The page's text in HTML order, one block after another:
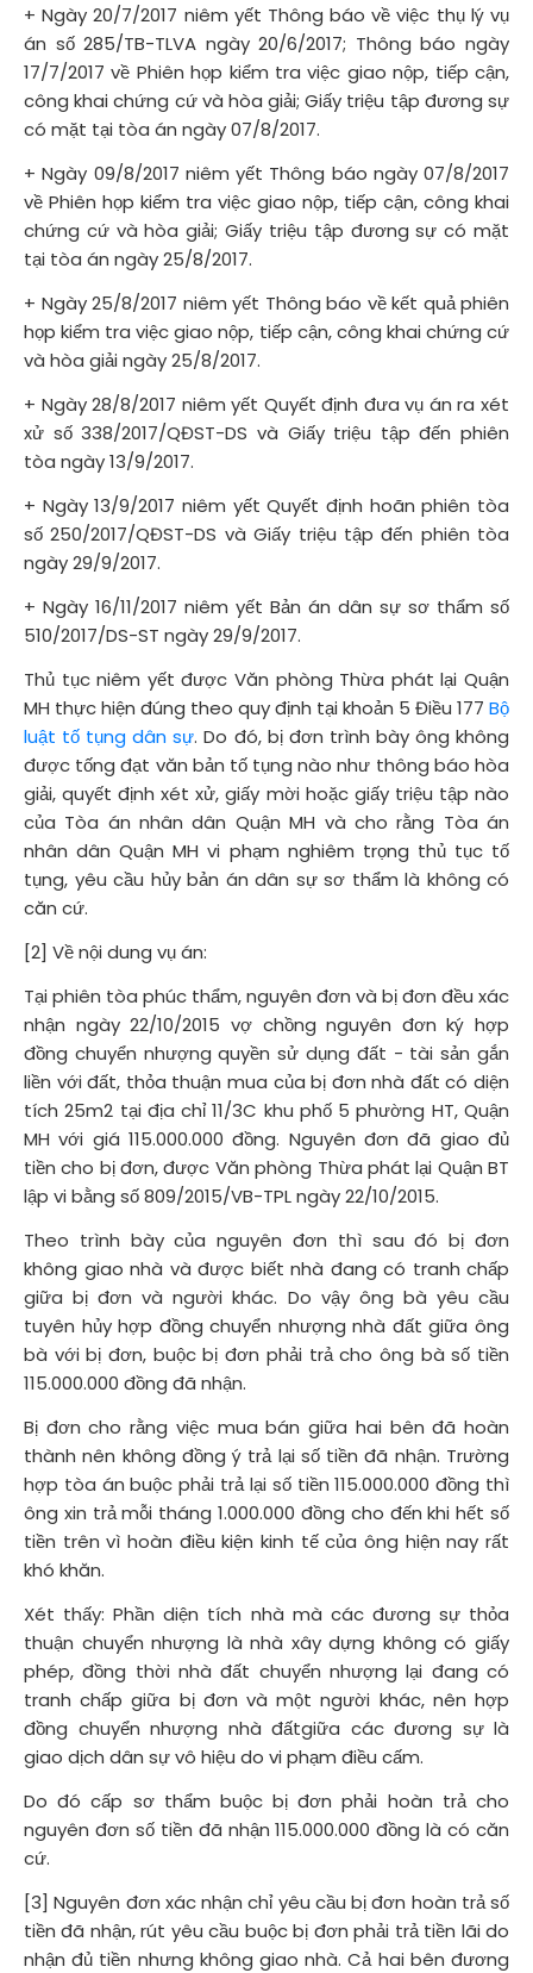
+ Ngày 20/7/2017 niêm yết Thông báo về việc thụ lý vụ
án số 285/TB-TLVA ngày 20/6/2017; Thông báo ngày
17/7/2017 về Phiên họp kiểm tra việc giao nộp, tiếp cận,
công khai chứng cứ và hòa giải; Giấy triệu tập đương sự
có mặt tại tòa án ngày 07/8/2017.
+ Ngày 09/8/2017 niêm yết Thông báo ngày 07/8/2017
về Phiên họp kiểm tra việc giao nộp, tiếp cận, công khai
chứng cứ và hòa giải; Giấy triệu tập đương sự có mặt
tại tòa án ngày 25/8/2017.
+ Ngày 25/8/2017 niêm yết Thông báo về kết quả phiên
họp kiểm tra việc giao nộp, tiếp cận, công khai chứng cứ
và hòa giải ngày 25/8/2017.
+ Ngày 28/8/2017 niêm yết Quyết định đưa vụ án ra xét
xử số 338/2017/QĐST-DS và Giấy triệu tập đến phiên
tòa ngày 13/9/2017.
+ Ngày 13/9/2017 niêm yết Quyết định hoãn phiên tòa
số 250/2017/QĐST-DS và Giấy triệu tập đến phiên tòa
ngày 29/9/2017.
+ Ngày 16/11/2017 niêm yết Bản án dân sự sơ thẩm số
510/2017/DS-ST ngày 29/9/2017.
Thủ tục niêm yết được Văn phòng Thừa phát lại Quận
MH thực hiện đúng theo quy định tại khoản 5 Điều 177 Bộ
luật tố tụng dân sự. Do đó, bị đơn trình bày ông không
được tống đạt văn bản tố tụng nào như thông báo hòa
giải, quyết định xét xử, giấy mời hoặc giấy triệu tập nào
của Tòa án nhân dân Quận MH và cho rằng Tòa án
nhân dân Quận MH vi phạm nghiêm trọng thủ tục tố
tụng, yêu cầu hủy bản án dân sự sơ thẩm là không có
căn cứ.
[2] Về nội dung vụ án:
Tại phiên tòa phúc thẩm, nguyên đơn và bị đơn đều xác
nhận ngày 22/10/2015 vợ chồng nguyên đơn ký hợp
đồng chuyển nhượng quyền sử dụng đất - tài sản gắn
liền với đất, thỏa thuận mua của bị đơn nhà đất có diện
tích 25m2 tại địa chỉ 11/3C khu phố 5 phường HT, Quận
MH với giá 115.000.000 đồng. Nguyên đơn đã giao đủ
tiền cho bị đơn, được Văn phòng Thừa phát lại Quận BT
lập vi bằng số 809/2015/VB-TPL ngày 22/10/2015.
Theo trình bày của nguyên đơn thì sau đó bị đơn
không giao nhà và được biết nhà đang có tranh chấp
giữa bị đơn và người khác. Do vậy ông bà yêu cầu
tuyên hủy hợp đồng chuyển nhượng nhà đất giữa ông
bà với bị đơn, buộc bị đơn phải trả cho ông bà số tiền
115.000.000 đồng đã nhận.
Bị đơn cho rằng việc mua bán giữa hai bên đã hoàn
thành nên không đồng ý trả lại số tiền đã nhận. Trường
hợp tòa án buộc phải trả lại số tiền 115.000.000 đồng thì
ông xin trả mỗi tháng 1.000.000 đồng cho đến khi hết số
tiền trên vì hoàn điều kiện kinh tế của ông hiện nay rất
khó khăn.
Xét thấy: Phần diện tích nhà mà các đương sự thỏa
thuận chuyển nhượng là nhà xây dựng không có giấy
phép, đồng thời nhà đất chuyển nhượng lại đang có
tranh chấp giữa bị đơn và một người khác, nên hợp
đồng chuyển nhượng nhà đấtgiữa các đương sự là
giao dịch dân sự vô hiệu do vi phạm điều cấm.
Do đó cấp sơ thẩm buộc bị đơn phải hoàn trả cho
nguyên đơn số tiền đã nhận 115.000.000 đồng là có căn
cứ.
[3] Nguyên đơn xác nhận chỉ yêu cầu bị đơn hoàn trả số
tiền đã nhận, rút yêu cầu buộc bị đơn phải trả tiền lãi do
nhận đủ tiền nhưng không giao nhà. Cả hai bên đương